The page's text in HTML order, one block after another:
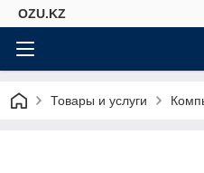
OZU.KZ
Товары и услуги